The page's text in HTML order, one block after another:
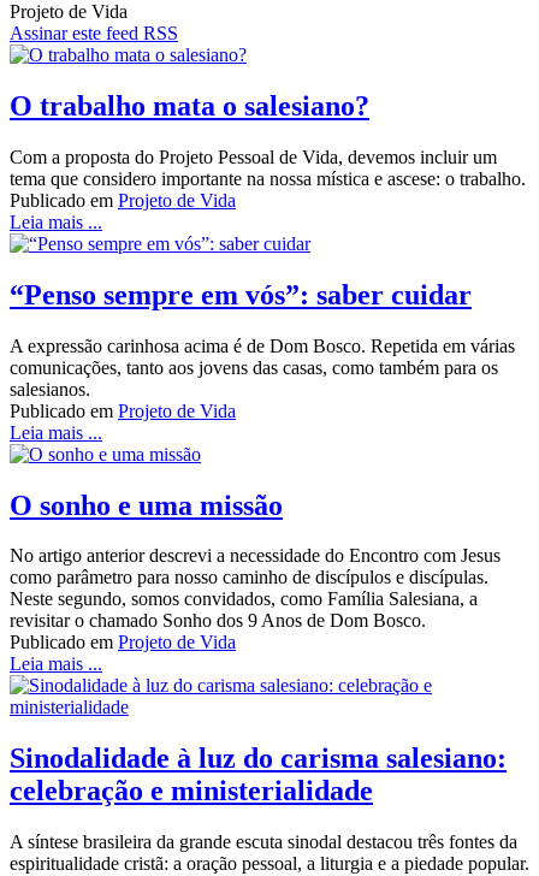
Projeto de Vida
Assinar este feed RSS
O trabalho mata o salesiano?
Com a proposta do Projeto Pessoal de Vida, devemos incluir um
tema que considero importante na nossa mística e ascese: o trabalho.
Publicado em Projeto de Vida
Leia mais ...
“Penso sempre em vós”: saber cuidar
A expressão carinhosa acima é de Dom Bosco. Repetida em várias
comunicações, tanto aos jovens das casas, como também para os
salesianos.
Publicado em Projeto de Vida
Leia mais ...
O sonho e uma missão
No artigo anterior descrevi a necessidade do Encontro com Jesus
como parâmetro para nosso caminho de discípulos e discípulas.
Neste segundo, somos convidados, como Família Salesiana, a
revisitar o chamado Sonho dos 9 Anos de Dom Bosco.
Publicado em Projeto de Vida
Leia mais ...
Sinodalidade à luz do carisma salesiano:
celebração e ministerialidade
A síntese brasileira da grande escuta sinodal destacou três fontes da
espiritualidade cristã: a oração pessoal, a liturgia e a piedade popular.